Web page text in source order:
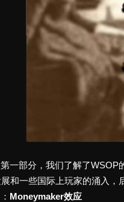
一部分，我们了解了
和一些国际上玩家的涌入
Moneymaker效应